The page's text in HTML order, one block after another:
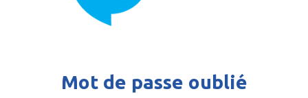
Mot de passe oublié